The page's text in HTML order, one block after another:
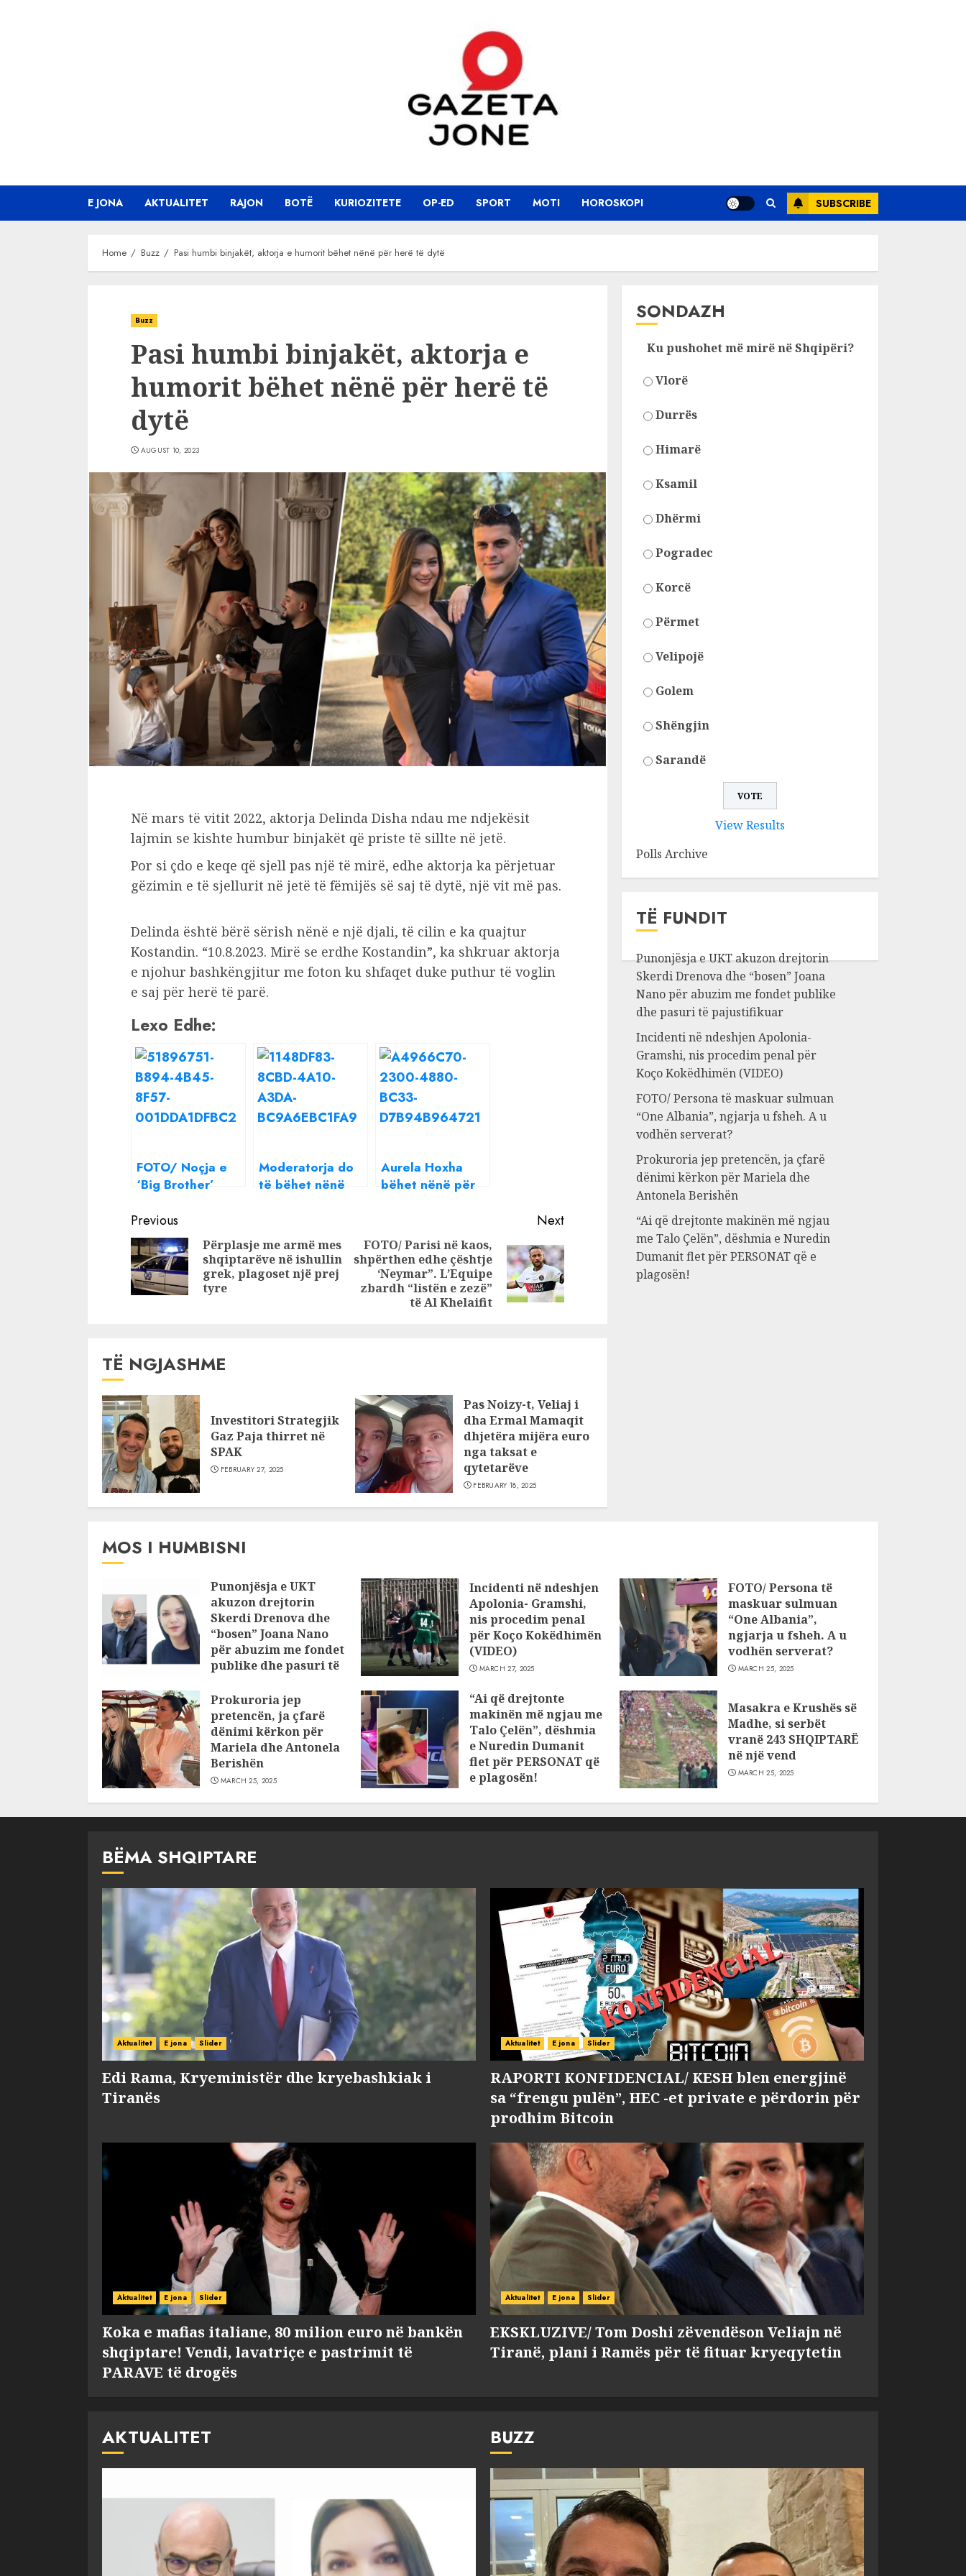
E JONA AKTUALITET RAJON BOTË KURIOZITETE OP-ED SPORT MOTI HOROSKOPI SUBSCRIBE
Home Buzz Pasi humbi binjakët, aktorja e humorit bëhet nënë për herë të dytë
Buzz
Pasi humbi binjakët, aktorja e
humorit bëhet nënë për herë të
dytë
AUGUST 10, 2023
Në mars të vitit 2022, aktorja Delinda Disha ndau me ndjekësit
lajmin se kishte humbur binjakët që priste të sillte në jetë.
Por si çdo e keqe që sjell pas një të mirë, edhe aktorja ka përjetuar
gëzimin e të sjellurit në jetë të fëmijës së saj të dytë, një vit më pas.
Delinda është bërë sërish nënë e një djali, të cilin e ka quajtur
Kostandin. “10.8.2023. Mirë se erdhe Kostandin”, ka shkruar aktorja
e njohur bashkëngjitur me foton ku shfaqet duke puthur të voglin
e saj për herë të parë.
Lexo Edhe:
FOTO/ Noçja e
‘Big Brother’
herë të dytë
Moderatorja do
të bëhet nënë
dyshimin e
fansave
Aurela Hoxha
bëhet nënë për
bebit
Continue
Reading
Previous
Previous
post:
Përplasje me armë mes
shqiptarëve në ishullin
grek, plagoset një prej
tyre
Next
Next
post:
FOTO/ Parisi në kaos,
shpërthen edhe çështje
‘Neymar”. L’Equipe
zbardh “listën e zezë”
të Al Khelaifit
TË NGJASHME
Investitori Strategjik
Gaz Paja thirret në
SPAK
FEBRUARY 27, 2025
Pas Noizy-t, Veliaj i
dha Ermal Mamaqit
dhjetëra mijëra euro
nga taksat e
qytetarëve
FEBRUARY 18, 2025
SONDAZH
Ku pushohet më mirë në Shqipëri?
Vlorë
Durrës
Himarë
Ksamil
Dhërmi
Pogradec
Korcë
Përmet
Velipojë
Golem
Shëngjin
Sarandë
View Results
Polls Archive
TË FUNDIT
Punonjësja e UKT akuzon drejtorin
Skerdi Drenova dhe “bosen” Joana
Nano për abuzim me fondet publike
dhe pasuri të pajustifikuar
Incidenti në ndeshjen Apolonia-
Gramshi, nis procedim penal për
Koço Kokëdhimën (VIDEO)
FOTO/ Persona të maskuar sulmuan
“One Albania”, ngjarja u fsheh. A u
vodhën serverat?
Prokuroria jep pretencën, ja çfarë
dënimi kërkon për Mariela dhe
Antonela Berishën
“Ai që drejtonte makinën më ngjau
me Talo Çelën”, dëshmia e Nuredin
Dumanit flet për PERSONAT që e
plagosën!
MOS I HUMBISNI
Punonjësja e UKT
akuzon drejtorin
Skerdi Drenova dhe
“bosen” Joana Nano
për abuzim me fondet
publike dhe pasuri të
JULY 24, 2025
Incidenti në ndeshjen
Apolonia- Gramshi,
nis procedim penal
për Koço Kokëdhimën
(VIDEO)
MARCH 27, 2025
FOTO/ Persona të
maskuar sulmuan
“One Albania”,
ngjarja u fsheh. A u
vodhën serverat?
MARCH 25, 2025
Prokuroria jep
pretencën, ja çfarë
dënimi kërkon për
Mariela dhe Antonela
Berishën
MARCH 25, 2025
“Ai që drejtonte
makinën më ngjau me
Talo Çelën”, dëshmia
e Nuredin Dumanit
flet për PERSONAT që
e plagosën!
Masakra e Krushës së
Madhe, si serbët
vranë 243 SHQIPTARË
në një vend
MARCH 25, 2025
BËMA SHQIPTARE
Aktualitet E jona Slider
Edi Rama, Kryeministër dhe kryebashkiak i
Tiranës
Aktualitet E jona Slider
RAPORTI KONFIDENCIAL/ KESH blen energjinë
sa “frengu pulën”, HEC -et private e përdorin për
prodhim Bitcoin
Aktualitet E jona Slider
Koka e mafias italiane, 80 milion euro në bankën
shqiptare! Vendi, lavatriçe e pastrimit të
PARAVE të drogës
Aktualitet E jona Slider
EKSKLUZIVE/ Tom Doshi zëvendëson Veliajn në
Tiranë, plani i Ramës për të fituar kryeqytetin
AKTUALITET BUZZ